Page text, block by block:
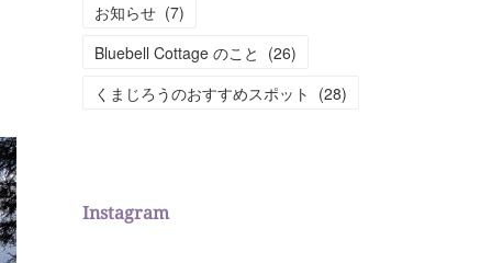
お知らせ (7)
Bluebell Cottage のこと (26)
くまじろうのおすすめスポット (28)
Instagram